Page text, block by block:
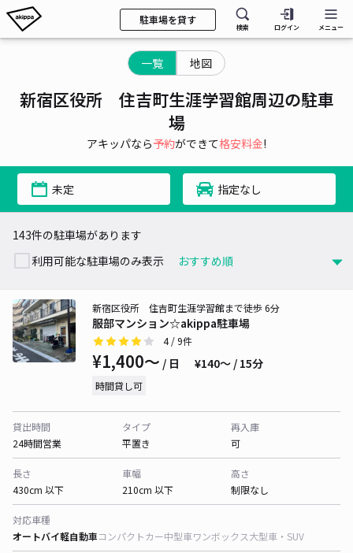
駐車場を貸す
検索 ログイン メニュー
一覧 地図
新宿区役所 住吉町生涯学習館周辺の駐車
場
アキッパなら予約ができて格安料金!
未定 指定なし
143件の駐車場があります
利用可能な駐車場のみ表示
服部マンション☆akippa駐車場
新宿区役所 住吉町生涯学習館まで徒歩 6分
4/ 9件
¥1,400〜 / 日 ¥140〜 / 15分
時間貸し可
貸出時間
24時間営業
タイプ
平置き
再入庫
可
長さ
430cm 以下
車幅
210cm 以下
高さ
制限なし
対応車種
オートバイ軽自動車コンパクトカー中型車ワンボックス大型車・SUV